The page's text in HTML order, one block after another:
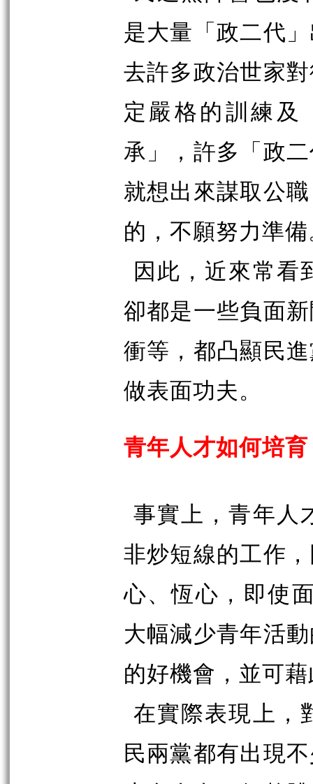
是大量「政二代
去許多政治世家
定嚴格的訓練及
承」，許多「政
就想出來謀取公
的，不願努力準
因此，近來常看
卻都是一些負面
衝等，都凸顯民
做表面功夫。
青年人才如何培
事實上，青年人
非炒短線的工作
心、恆心，即使
大幅減少青年活
的好機會，並可
在實際表現上，
民兩黨都有出現